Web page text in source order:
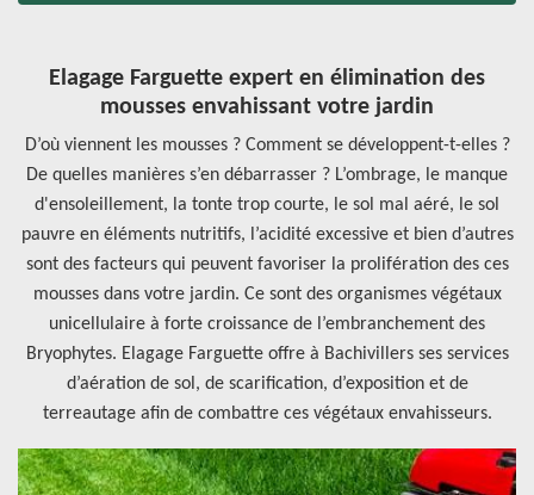
Elagage Farguette expert en élimination des
mousses envahissant votre jardin
D’où viennent les mousses ? Comment se développent-t-elles ?
De quelles manières s’en débarrasser ? L’ombrage, le manque
d'ensoleillement, la tonte trop courte, le sol mal aéré, le sol
pauvre en éléments nutritifs, l’acidité excessive et bien d’autres
sont des facteurs qui peuvent favoriser la prolifération des ces
mousses dans votre jardin. Ce sont des organismes végétaux
unicellulaire à forte croissance de l’embranchement des
Bryophytes. Elagage Farguette offre à Bachivillers ses services
d’aération de sol, de scarification, d’exposition et de
terreautage afin de combattre ces végétaux envahisseurs.